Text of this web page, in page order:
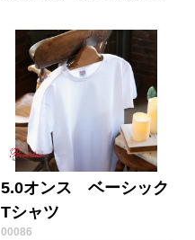
ア。人気No.1のTシャツ!
5.0オンス ベーシック
Tシャツ
00086